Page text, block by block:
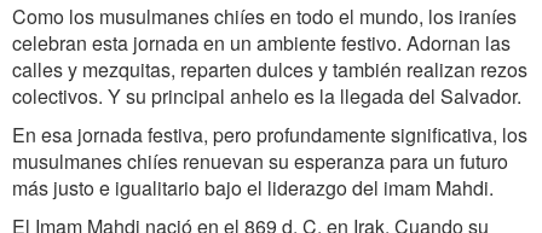
Como los musulmanes chiíes en todo el mundo, los iraníes
celebran esta jornada en un ambiente festivo. Adornan las
calles y mezquitas, reparten dulces y también realizan rezos
colectivos. Y su principal anhelo es la llegada del Salvador.
En esa jornada festiva, pero profundamente significativa, los
musulmanes chiíes renuevan su esperanza para un futuro
más justo e igualitario bajo el liderazgo del imam Mahdi.
El Imam Mahdi nació en el 869 d. C. en Irak. Cuando su